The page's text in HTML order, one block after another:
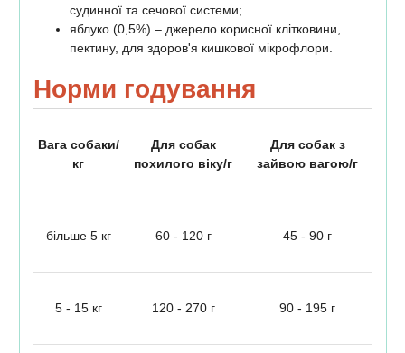
судинної та сечової системи;
яблуко (0,5%) – джерело корисної клітковини,
пектину, для здоров'я кишкової мікрофлори.
Норми годування
Вага собаки/
кг
Для собак
похилого віку/г
Для собак з
зайвою вагою/г
більше 5 кг 60 - 120 г 45 - 90 г
5 - 15 кг 120 - 270 г 90 - 195 г